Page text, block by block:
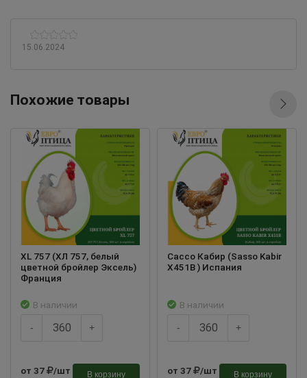
15.06.2024
Похожие товары
XL 757 (ХЛ 757, белый
цветной бройлер Эксель)
Франция
В наличии
- +
от 37 /шт В корзину
Сассо Кабир (Sasso Kabir
X451B ) Испания
В наличии
- +
от 37 /шт В корзину